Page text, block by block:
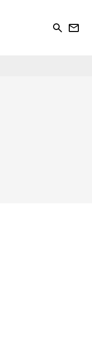
search newsletter